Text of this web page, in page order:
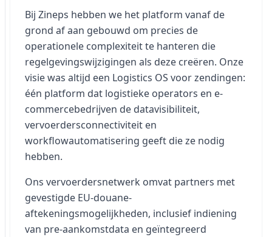
Bij Zineps hebben we het platform vanaf de
grond af aan gebouwd om precies de
operationele complexiteit te hanteren die
regelgevingswijzigingen als deze creëren. Onze
visie was altijd een Logistics OS voor zendingen:
één platform dat logistieke operators en e-
commercebedrijven de datavisibiliteit,
vervoerdersconnectiviteit en
workflowautomatisering geeft die ze nodig
hebben.
Ons vervoerdersnetwerk omvat partners met
gevestigde EU-douane-
aftekeningsmogelijkheden, inclusief indiening
van pre-aankomstdata en geïntegreerd